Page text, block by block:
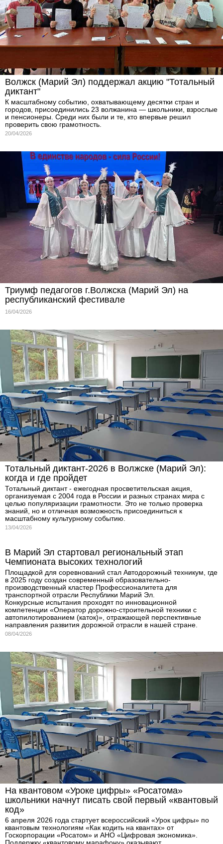
Волжск (Марий Эл) поддержал акцию "Тотальный
диктант"
К масштабному событию, охватывающему десятки стран и
городов, присоединились 23 волжанина — школьники, взрослые
и пенсионеры. Среди них были и те, кто впервые решил
проверить свою грамотность.
20/04/2026
Триумф педагогов г.Волжска (Марий Эл) на
республиканский фестивале
16/04/2026
Тотальный диктант-2026 в Волжске (Марий Эл):
когда и где пройдет
Тотальный диктант - ежегодная просветительская акция,
организуемая с 2004 года в России и разных странах мира с
целью популяризации грамотности. Это не только проверка
знаний, но и отличная возможность присоединиться к
масштабному культурному событию.
13/04/2026
В Марий Эл стартовал региональный этап
Чемпионата высоких технологий
Площадкой для соревнований стал Автодорожный техникум, где
в 2025 году создан современный образовательно-
производственный кластер Профессионалитета для
транспортной отрасли Республики Марий Эл.
Конкурсные испытания проходят по инновационной
компетенции «Оператор дорожно-строительной техники с
автопилотированием (каток)», отражающей перспективные
направления развития дорожной отрасли в нашей стране.
08/04/2026
На квантовом «Уроке цифры» «Росатома»
школьники начнут писать свой первый «квантовый
код»
6 апреля 2026 года стартует всероссийский «Урок цифры» по
квантовым технологиям «Как кодить на квантах» от
Госкорпорации «Росатом» и АНО «Цифровая экономика».
Поддержку «квантовому марафону» оказывают